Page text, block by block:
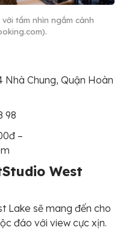
tầm nhìn ngắm cảnh
Nhà Chung, Quận Hoàn
98
–
West
Lake sẽ mang đến cho
đáo với view cực xịn.